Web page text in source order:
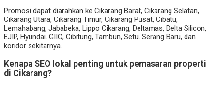
Promosi dapat diarahkan ke Cikarang Barat, Cikarang Selatan,
Cikarang Utara, Cikarang Timur, Cikarang Pusat, Cibatu,
Lemahabang, Jababeka, Lippo Cikarang, Deltamas, Delta Silicon,
EJIP, Hyundai, GIIC, Cibitung, Tambun, Setu, Serang Baru, dan
koridor sekitarnya.
Kenapa SEO lokal penting untuk pemasaran properti
di Cikarang?